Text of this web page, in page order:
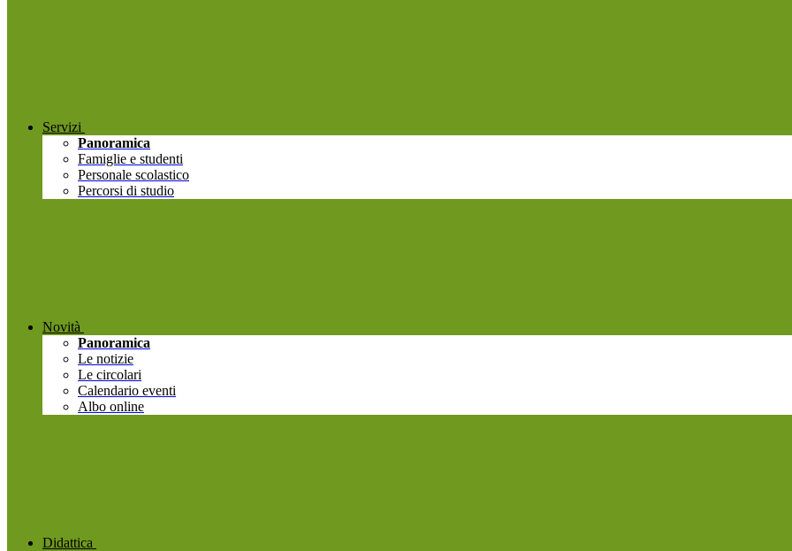
Servizi
Panoramica
Famiglie e studenti
Personale scolastico
Percorsi di studio
Novità
Panoramica
Le notizie
Le circolari
Calendario eventi
Albo online
Didattica